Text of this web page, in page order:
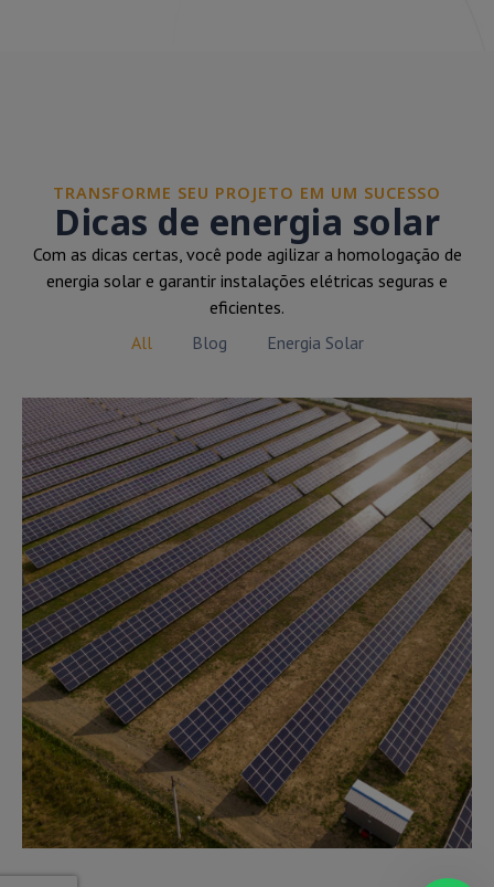
TRANSFORME SEU PROJETO EM UM SUCESSO
Dicas de energia solar
Com as dicas certas, você pode agilizar a homologação de
energia solar e garantir instalações elétricas seguras e
eficientes.
All
Blog Energia Solar